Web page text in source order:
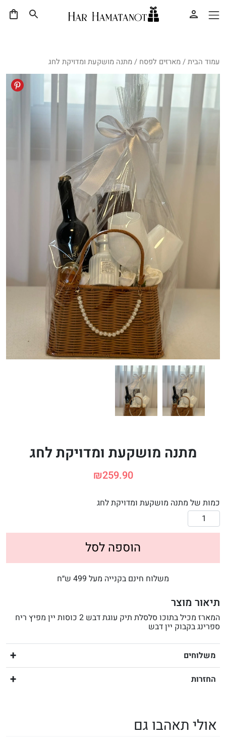
עמוד הבית/מארזים לפסח / מתנה מושקעת ומדויקת לחג
מתנה מושקעת ומדויקת לחג
₪259.90
כמות של מתנה מושקעת ומדויקת לחג
הוספה לסל
משלוח חינם בקנייה מעל 499 ש״ח
תיאור מוצר
המארז מכיל בתוכו סלסלת תיק עוגת דבש 2 כוסות יין מפיץ ריח
ספרינג בקבוק יין דבש
משלוחים
החזרות
אולי תאהבו גם